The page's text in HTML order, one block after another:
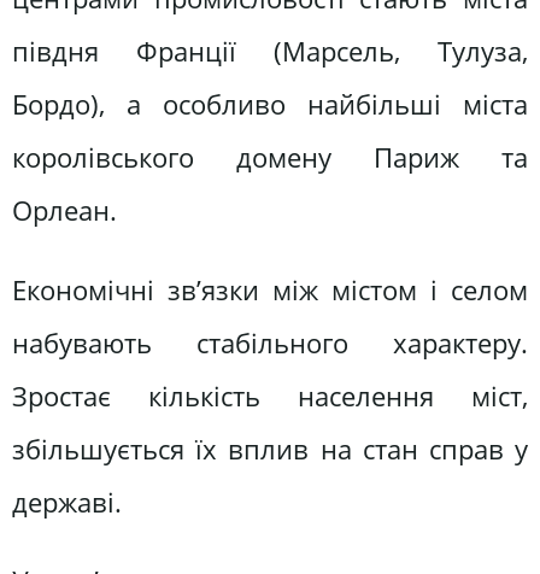
півдня Франції (Марсель, Тулуза,
Бордо), а особливо найбільші міста
королівського домену Париж та
Орлеан.
Економічні зв’язки між містом і селом
набувають стабільного характеру.
Зростає кількість населення міст,
збільшується їх вплив на стан справ у
державі.